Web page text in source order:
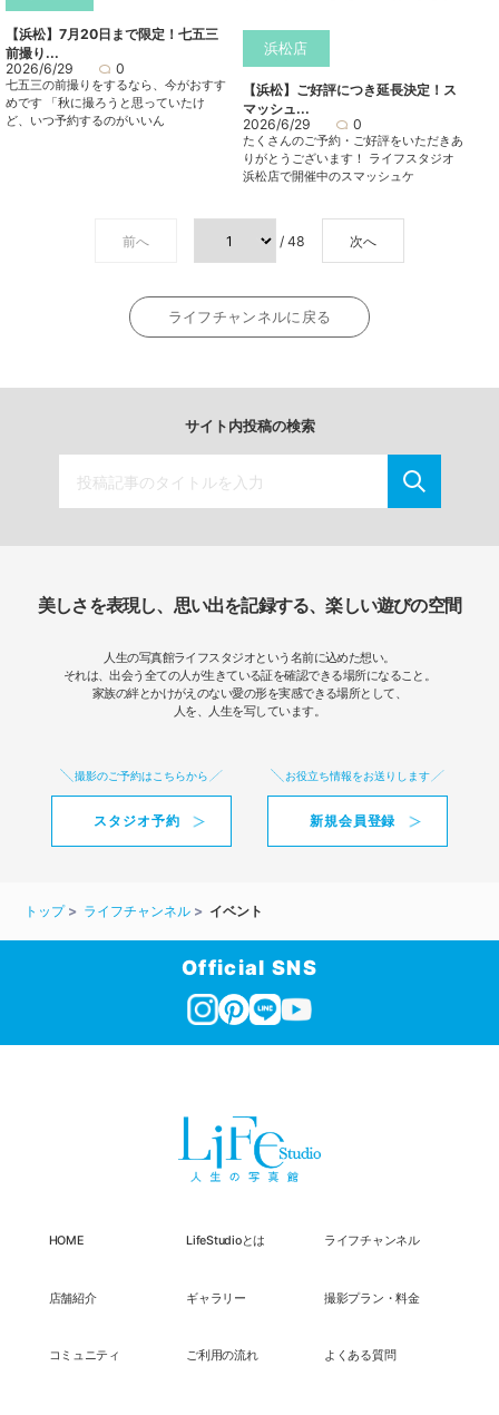
【浜松】7月20日まで限定！七五三
前撮り...
2026/6/29
0
七五三の前撮りをするなら、今がおすす
めです 「秋に撮ろうと思っていたけ
ど、いつ予約するのがいいん
浜松店
【浜松】ご好評につき延長決定！ス
マッシュ...
2026/6/29
0
たくさんのご予約・ご好評をいただきあ
りがとうございます！ ライフスタジオ
浜松店で開催中のスマッシュケ
前へ / 48 次へ
ライフチャンネルに戻る
サイト内投稿の検索
美しさを表現し、思い出を記録する、楽しい遊びの空間
人生の写真館ライフスタジオという名前に込めた想い。
それは、出会う全ての人が生きている証を確認できる場所になること。
家族の絆とかけがえのない愛の形を実感できる場所として、
人を、人生を写しています。
撮影のご予約はこちらから
スタジオ予約
お役立ち情報をお送りします
新規会員登録
トップ ライフチャンネル イベント
Official SNS
HOME LifeStudioとは ライフチャンネル
店舗紹介 ギャラリー 撮影プラン・料金
コミュニティ ご利用の流れ よくある質問